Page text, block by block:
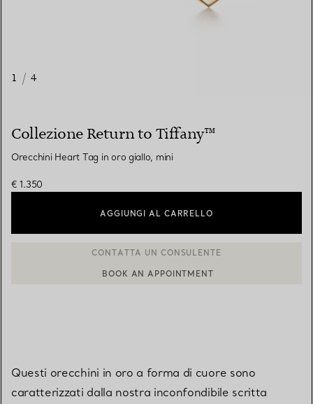
1 / 4
Collezione Return to Tiffany™
Orecchini Heart Tag in oro giallo, mini
€ 1.350
AGGIUNGI AL CARRELLO
CONTATTA UN CONSULENTE CLIENTI O PRENOTA UN
Questi orecchini in oro a forma di cuore sono
caratterizzati dalla nostra inconfondibile scritta